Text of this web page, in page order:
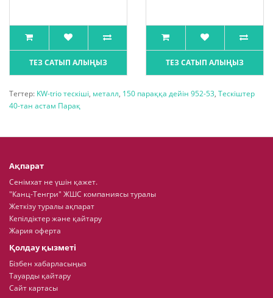
ТЕЗ САТЫП АЛЫҢЫЗ ТЕЗ САТЫП АЛЫҢЫЗ
Тегтер: KW-trio тескіші, металл, 150 параққа дейін 952-53, Тескіштер
40-тан астам Парақ
Ақпарат
Сенімхат не үшін қажет.
"Канц-Тенгри" ЖШС компаниясы туралы
Жеткізу туралы ақпарат
Кепілдіктер және қайтару
Жария оферта
Қолдау қызметі
Бізбен хабарласыңыз
Тауарды қайтару
Сайт картасы